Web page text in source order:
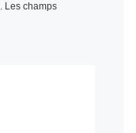
Les champs